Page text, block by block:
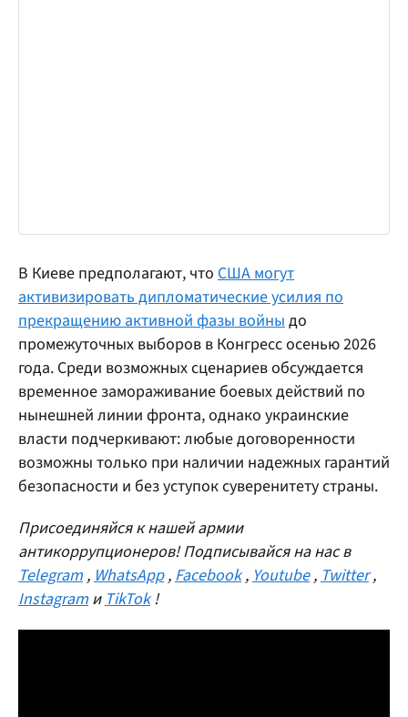
В Киеве предполагают, что США могут
активизировать дипломатические усилия по
прекращению активной фазы войныдо
промежуточных выборов в Конгресс осенью 2026
года. Среди возможных сценариев обсуждается
временное замораживание боевых действий по
нынешней линии фронта, однако украинские
власти подчеркивают: любые договоренности
возможны только при наличии надежных гарантий
безопасности и без уступок суверенитету страны.
Присоединяйся к нашей армии
антикоррупционеров! Подписывайся на нас в
Telegram ,WhatsApp ,Facebook ,Youtube ,Twitter ,
Instagram иTikTok !